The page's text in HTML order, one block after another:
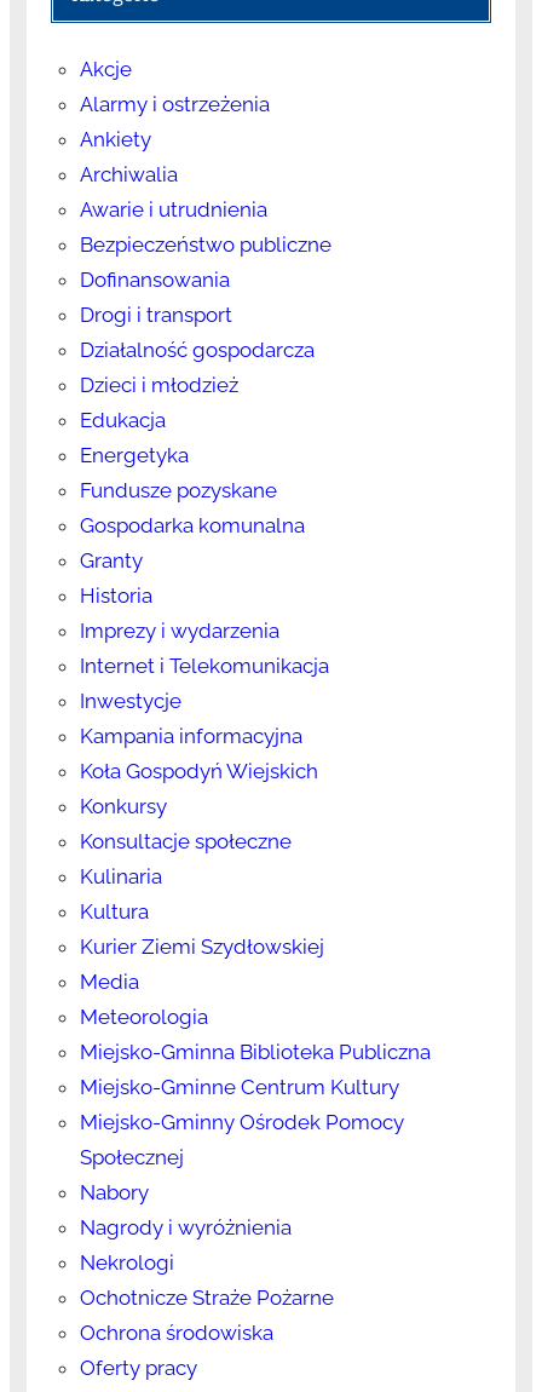
Akcje
Alarmy i ostrzeżenia
Ankiety
Archiwalia
Awarie i utrudnienia
Bezpieczeństwo publiczne
Dofinansowania
Drogi i transport
Działalność gospodarcza
Dzieci i młodzież
Edukacja
Energetyka
Fundusze pozyskane
Gospodarka komunalna
Granty
Historia
Imprezy i wydarzenia
Internet i Telekomunikacja
Inwestycje
Kampania informacyjna
Koła Gospodyń Wiejskich
Konkursy
Konsultacje społeczne
Kulinaria
Kultura
Kurier Ziemi Szydłowskiej
Media
Meteorologia
Miejsko-Gminna Biblioteka Publiczna
Miejsko-Gminne Centrum Kultury
Miejsko-Gminny Ośrodek Pomocy
Społecznej
Nabory
Nagrody i wyróżnienia
Nekrologi
Ochotnicze Straże Pożarne
Ochrona środowiska
Oferty pracy